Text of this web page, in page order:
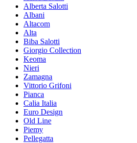
Alberta Salotti
Albani
Altacom
Alta
Biba Salotti
Giorgio Collection
Keoma
Nieri
Zamagna
Vittorio Grifoni
Pianca
Calia Italia
Euro Design
Old Line
Piemy
Pellegatta